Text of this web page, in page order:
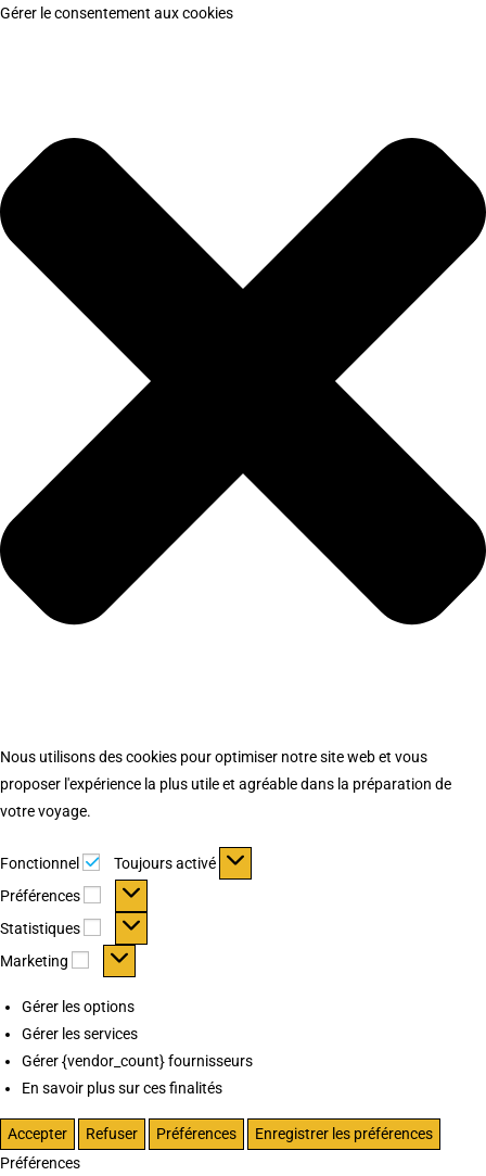
Gérer le consentement aux cookies
Nous utilisons des cookies pour optimiser notre site web et vous
proposer l'expérience la plus utile et agréable dans la préparation de
votre voyage.
Fonctionnel Fonctionnel
Toujours activé
Préférences
Préférences
Statistiques Statistiques
Marketing Marketing
Gérer les options
Gérer les services
Gérer {vendor_count} fournisseurs
En savoir plus sur ces finalités
Accepter Refuser Préférences
Enregistrer les préférences
Préférences